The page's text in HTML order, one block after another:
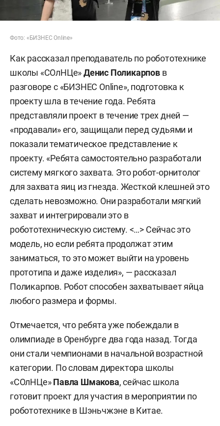
Фото: «БИЗНЕС Online»
Как рассказал преподаватель по робототехнике
школы «СОлНЦе»Денис Поликарповв
разговоре с «БИЗНЕС Online», подготовка к
проекту шла в течение года. Ребята
представляли проект в течение трех дней —
«продавали» его, защищали перед судьями и
показали тематическое представление к
проекту. «Ребята самостоятельно разработали
систему мягкого захвата. Это робот-орнитолог
для захвата яиц из гнезда. Жесткой клешней это
сделать невозможно. Они разработали мягкий
захват и интегрировали это в
робототехническую систему. <…> Сейчас это
модель, но если ребята продолжат этим
заниматься, то это может выйти на уровень
прототипа и даже изделия», — рассказал
Поликарпов. Робот способен захватывает яйца
любого размера и формы.
Отмечается, что ребята уже побеждали в
олимпиаде в Оренбурге два года назад. Тогда
они стали чемпионами в начальной возрастной
категории. По словам директора школы
«СОлНЦе»Павла Шмакова, сейчас школа
готовит проект для участия в мероприятии по
робототехнике в Шэньчжэне в Китае.